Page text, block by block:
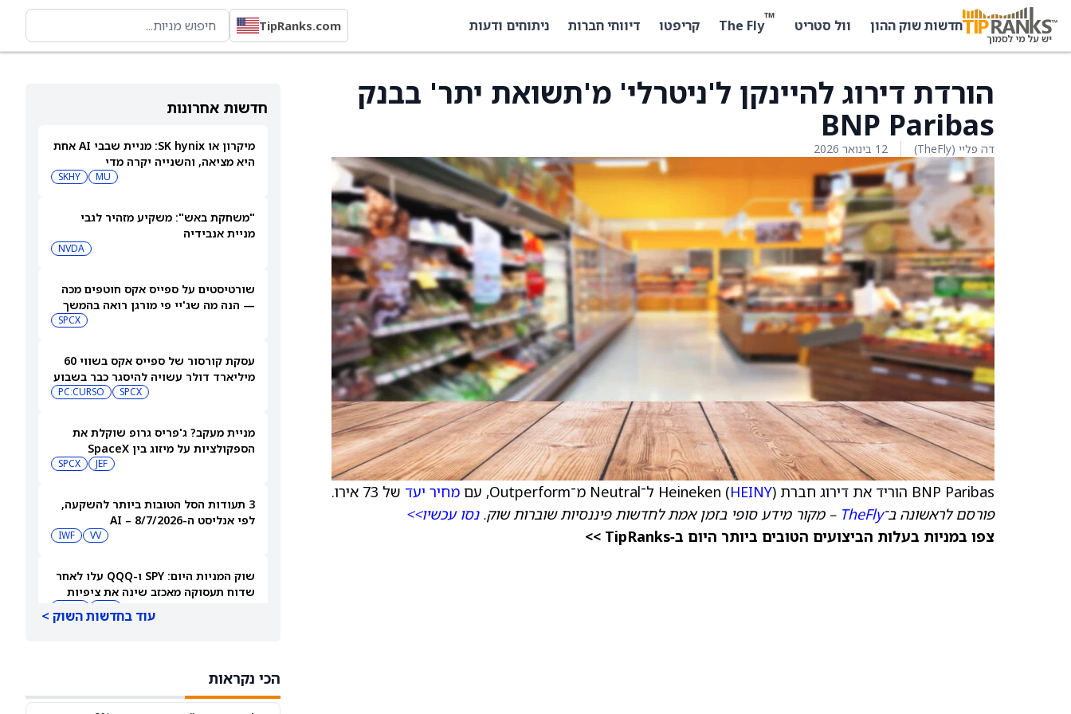
חדשות שוק ההון וול סטריט ™
The Fly קריפטו דיווחי חברות ניתוחים ודעות TipRanks.com
חדשות אחרונות
מיקרון או SK hynix: מניית שבבי AI אחת
היא מציאה, והשנייה יקרה מדי
MU
SKHY
"משחקת באש": משקיע מזהיר לגבי
מניית אנבידיה
NVDA
שורטיסטים על ספייס אקס חוטפים מכה
— הנה מה שג'יי פי מורגן רואה בהמשך
SPCX
עסקת קורסור של ספייס אקס בשווי 60
מיליארד דולר עשויה להיסגר כבר בשבוע
SPCX
PC:CURSO
מניית מעקב? ג'פריס גרופ שוקלת את
הספקולציות על מיזוג בין SpaceX
JEF
SPCX
3 תעודות הסל הטובות ביותר להשקעה,
לפי אנליסט ה-AI – 8/7/2026
VV
IWF
שוק המניות היום: SPY ו-QQQ עלו לאחר
שדוח תעסוקה מאכזב שינה את ציפיות
עוד בחדשות השוק >
הכי נקראות
הורדת דירוג להיינקן ל'ניטרלי' מ'תשואת יתר' בבנק
BNP Paribas
דה פליי (TheFly) 12 בינואר 2026
BNP Paribas הוריד את דירוג חברת Heineken ( HEINY) ל־Neutral מ־Outperform, עם מחיר יעד של 73 אירו.
פורסם לראשונה ב־TheFly – מקור מידע סופי בזמן אמת לחדשות פיננסיות שוברות שוק.נסו עכשיו>>
צפו במניות בעלות הביצועים הטובים ביותר היום ב‑TipRanks >>